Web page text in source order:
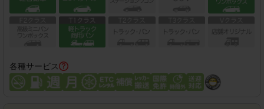
各種サービス